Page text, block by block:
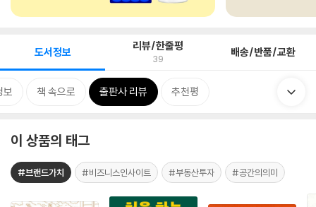
도서정보 리뷰/한줄평
39 배송/반품/교환
보 책 속으로 출판사 리뷰 추천평
이 상품의 태그
#브랜드가치 #비즈니스인사이트 #부동산투자 #공간의의미